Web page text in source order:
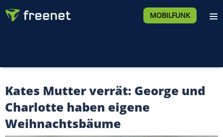
MOBILFUNK
Kates Mutter verrät: George und
Charlotte haben eigene
Weihnachtsbäume